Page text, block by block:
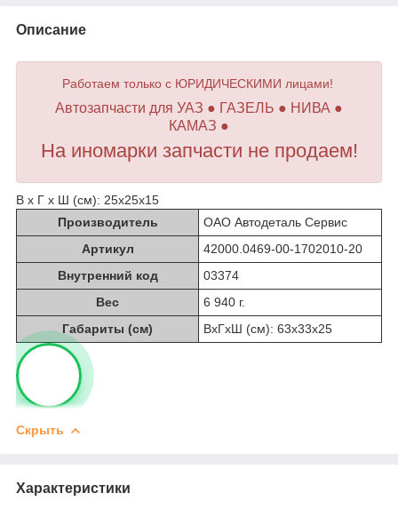
Описание
Работаем только с ЮРИДИЧЕСКИМИ лицами!
Автозапчасти для УАЗ ● ГАЗЕЛЬ ● НИВА ●
КАМАЗ ●
На иномарки запчасти не продаем!
В х Г х Ш (см): 25х25х15
Производитель
ОАО Автодеталь Сервис
Артикул
42000.0469-00-1702010-20
Внутренний код
03374
Вес
6 940 г.
Габариты (см)
ВхГхШ (см): 63х33х25
Скрыть
Характеристики